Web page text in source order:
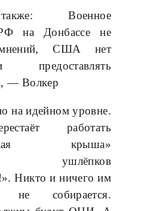
Военное
РФ на Донбассе не
США нет
предоставлять
— Волкер
на идейном уровне.
работать
крыша»
ушлёпков
Никто и ничего им
не собирается.